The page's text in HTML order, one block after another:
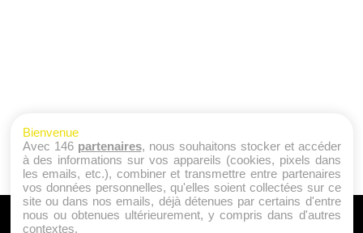
A PROPOS
Bienvenue
Avec 146 partenaires, nous souhaitons stocker et accéder
à des informations sur vos appareils (cookies, pixels dans
les emails, etc.), combiner et transmettre entre partenaires
vos données personnelles, qu'elles soient collectées sur ce
site ou dans nos emails, déjà détenues par certains d'entre
nous ou obtenues ultérieurement, y compris dans d'autres
contextes.